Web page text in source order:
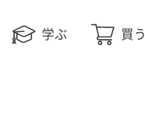
学ぶ 買う